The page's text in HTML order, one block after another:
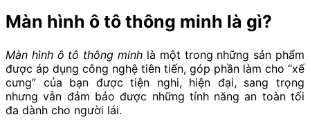
Màn hình ô tô thông minh là gì?
Màn hình ô tô thông minh là một trong những sản phẩm
được áp dụng công nghệ tiên tiến, góp phần làm cho “xế
cưng” của bạn được tiện nghi, hiện đại, sang trọng
nhưng vẫn đảm bảo được những tính năng an toàn tối
đa dành cho người lái.